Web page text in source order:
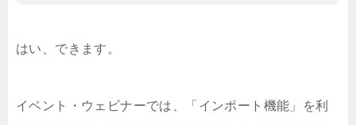
はい、できます。
イベント・ウェビナーでは、「インポート機能」を利